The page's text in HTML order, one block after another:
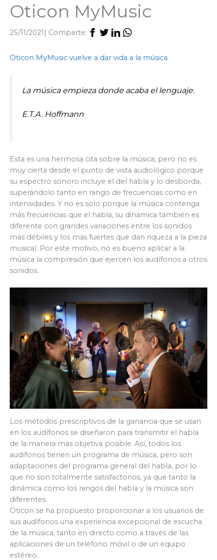
Oticon MyMusic
25/11/2021 | Comparte:
Oticon MyMusic vuelve a dar vida a la música
La música empieza donde acaba el lenguaje.
E.T.A. Hoffmann
Esta es una hermosa cita sobre la música, pero no es
muy cierta desde el punto de vista audiológico porque
su espectro sonoro incluye el del habla y lo desborda,
superándolo tanto en rango de frecuencias como en
intensidades. Y no es solo porque la música contenga
más frecuencias que el habla, su dinámica también es
diferente con grandes variaciones entre los sonidos
más débiles y los más fuertes que dan riqueza a la pieza
musical. Por este motivo, no es bueno aplicar a la
música la compresión que ejercen los audífonos a otros
sonidos.
Los métodos prescriptivos de la ganancia que se usan
en los audífonos se diseñaron para transmitir el habla
de la manera más objetiva posible. Así, todos los
audífonos tienen un programa de música, pero son
adaptaciones del programa general del habla, por lo
que no son totalmente satisfactorios, ya que tanto la
dinámica como los rangos del habla y la música son
diferentes.
Oticon se ha propuesto proporcionar a los usuarios de
sus audífonos una experiencia excepcional de escucha
de la música, tanto en directo como a través de las
aplicaciones de un teléfono móvil o de un equipo
estéreo.